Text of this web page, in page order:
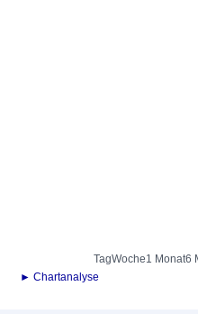
TagWoche1 Monat6
► Chartanalyse